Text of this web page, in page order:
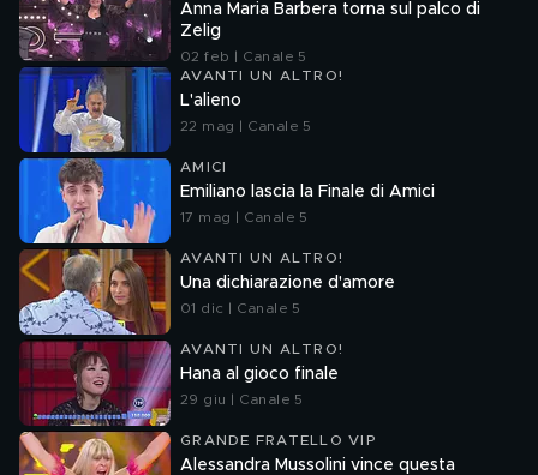
Anna Maria Barbera torna sul palco di
Zelig
02 feb | Canale 5
AVANTI UN ALTRO!
L'alieno
22 mag | Canale 5
AMICI
Emiliano lascia la Finale di Amici
17 mag | Canale 5
AVANTI UN ALTRO!
Una dichiarazione d'amore
01 dic | Canale 5
AVANTI UN ALTRO!
Hana al gioco finale
29 giu | Canale 5
GRANDE FRATELLO VIP
Alessandra Mussolini vince questa